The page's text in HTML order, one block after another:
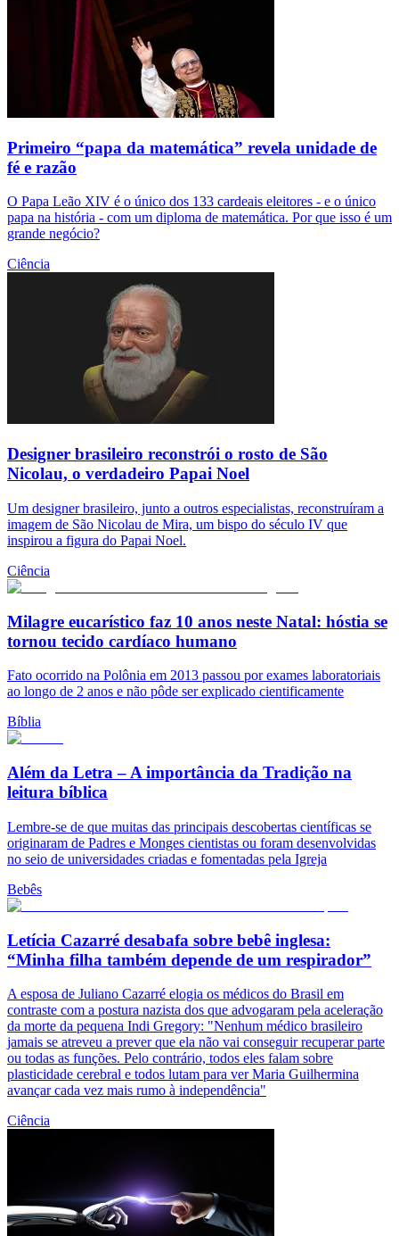
Primeiro “papa da matemática” revela unidade de
fé e razão
O Papa Leão XIV é o único dos 133 cardeais eleitores - e o único
papa na história - com um diploma de matemática. Por que isso é um
grande negócio?
Ciência
Designer brasileiro reconstrói o rosto de São
Nicolau, o verdadeiro Papai Noel
Um designer brasileiro, junto a outros especialistas, reconstruíram a
imagem de São Nicolau de Mira, um bispo do século IV que
inspirou a figura do Papai Noel.
Ciência
Milagre eucarístico faz 10 anos neste Natal: hóstia se
tornou tecido cardíaco humano
Fato ocorrido na Polônia em 2013 passou por exames laboratoriais
ao longo de 2 anos e não pôde ser explicado cientificamente
Bíblia
Além da Letra – A importância da Tradição na
leitura bíblica
Lembre-se de que muitas das principais descobertas científicas se
originaram de Padres e Monges cientistas ou foram desenvolvidas
no seio de universidades criadas e fomentadas pela Igreja
Bebês
Letícia Cazarré desabafa sobre bebê inglesa:
“Minha filha também depende de um respirador”
A esposa de Juliano Cazarré elogia os médicos do Brasil em
contraste com a postura nazista dos que advogaram pela aceleração
da morte da pequena Indi Gregory: "Nenhum médico brasileiro
jamais se atreveu a prever que ela não vai conseguir recuperar parte
ou todas as funções. Pelo contrário, todos eles falam sobre
plasticidade cerebral e todos lutam para ver Maria Guilhermina
avançar cada vez mais rumo à independência"
Ciência